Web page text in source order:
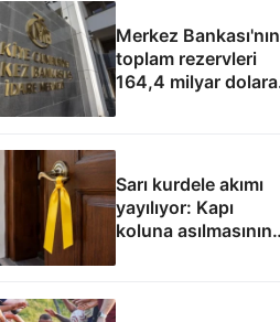
Merkez Bankası'nın
toplam rezervleri
164,4 milyar dolara
yükseldi
Sarı kurdele akımı
yayılıyor: Kapı
koluna asılmasının